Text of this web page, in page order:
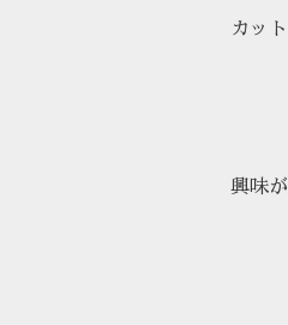
カッ
興味